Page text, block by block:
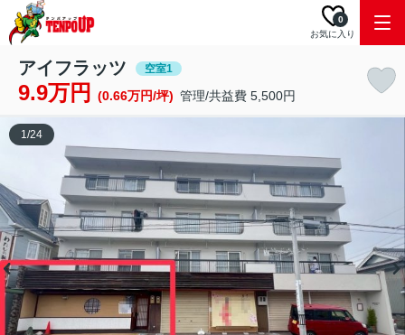
お気に入り
0
アイフラッツ 空室1
9.9万円 (0.66万円/坪) 管理/共益費 5,500円
1/24